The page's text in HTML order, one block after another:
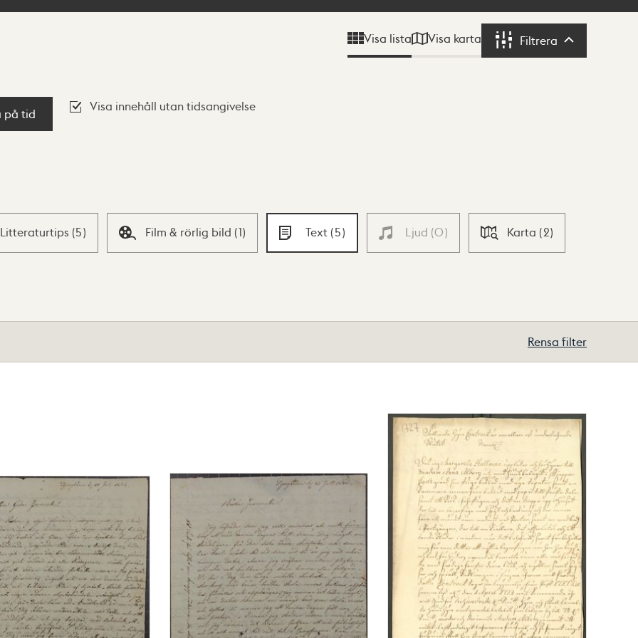
Visa lista Visa karta Filtrera Filtrera
på tid
Visa innehåll utan tidsangivelse
Litteraturtips (5) Film & rörlig bild (1) Text (5) Ljud (0) Karta (2)
Rensa filter